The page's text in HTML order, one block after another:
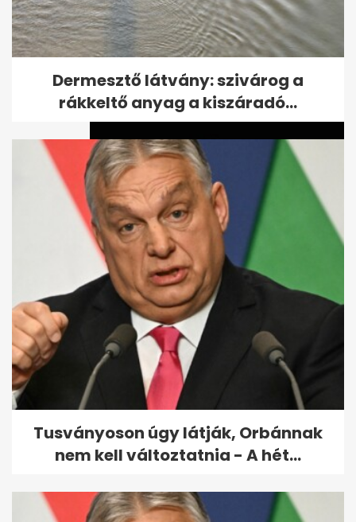
Kiszivárgott felvétel: Kubatov
elmondta mire ment el a
Fradiváros...
Köztársaságielnök-jelölt:
különös, amit észrevett
Török...
Dermesztő látvány: szivárog a
rákkeltő anyag a kiszáradó...
Tusványoson úgy látják, Orbánnak
nem kell változtatnia - A hét...